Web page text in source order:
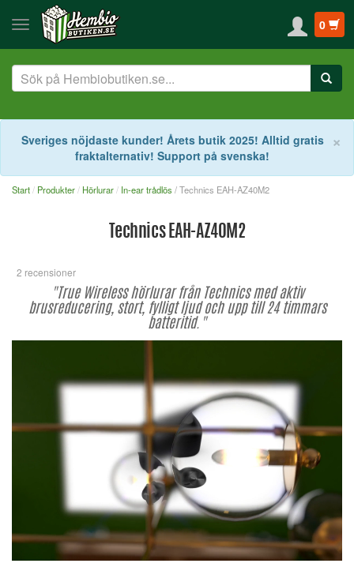
0
×
Sveriges nöjdaste kunder! Årets butik 2025! Alltid gratis
fraktalternativ! Support på svenska!
Start Produkter Hörlurar In-ear trådlös / Technics EAH-AZ40M2
Technics EAH-AZ40M2
2 recensioner
"True Wireless hörlurar från Technics med aktiv
brusreducering, stort, fylligt ljud och upp till 24 timmars
batteritid."